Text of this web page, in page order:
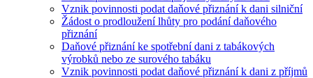
Vznik povinnosti podat daňové přiznání k dani silniční
Žádost o prodloužení lhůty pro podání daňového
přiznání
Daňové přiznání ke spotřební dani z tabákových
výrobků nebo ze surového tabáku
Vznik povinnosti podat daňové přiznání k dani z příjmů